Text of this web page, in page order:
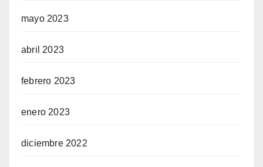
mayo 2023
abril 2023
febrero 2023
enero 2023
diciembre 2022